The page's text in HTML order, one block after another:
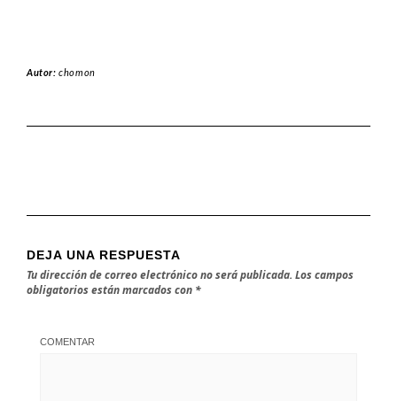
Autor:chomon
DEJA UNA RESPUESTA
Tu dirección de correo electrónico no será publicada. Los campos
obligatorios están marcados con *
COMENTAR